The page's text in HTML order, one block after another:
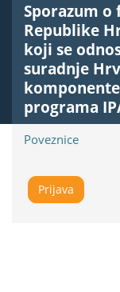
Sporazum o
Republike
koji se
suradnje
programa
Poveznice
Prijava